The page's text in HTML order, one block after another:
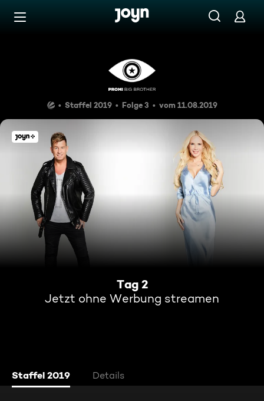
Zum Inhalt springen
Tag 2
Staffel 2019 Folge 3 vom 11.08.2019
Tag 2
Jetzt ohne Werbung streamen
Staffel 2019 Details